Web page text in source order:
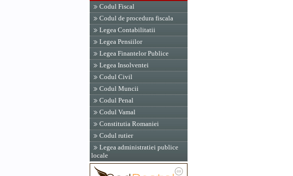
Codul Fiscal
Codul de procedura fiscala
Legea Contabilitatii
Legea Pensiilor
Legea Finantelor Publice
Legea Insolventei
Codul Civil
Codul Muncii
Codul Penal
Codul Vamal
Constitutia Romaniei
Codul rutier
Legea administratiei publice
locale